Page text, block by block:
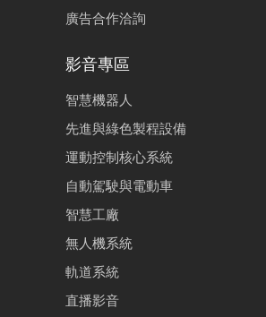
廣告合作洽詢
影音專區
智慧機器人
先進與綠色製程設備
運動控制核心系統
自動駕駛與電動車
智慧工廠
無人機系統
軌道系統
直播影音